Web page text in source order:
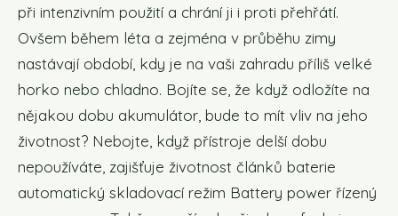
při intenzivním použití a chrání ji i proti přehřátí.
Ovšem během léta a zejména v průběhu zimy
nastávají období, kdy je na vaši zahradu příliš velké
horko nebo chladno. Bojíte se, že když odložíte na
nějakou dobu akumulátor, bude to mít vliv na jeho
životnost? Nebojte, když přístroje delší dobu
nepoužíváte, zajišťuje životnost článků baterie
automatický skladovací režim Battery power řízený